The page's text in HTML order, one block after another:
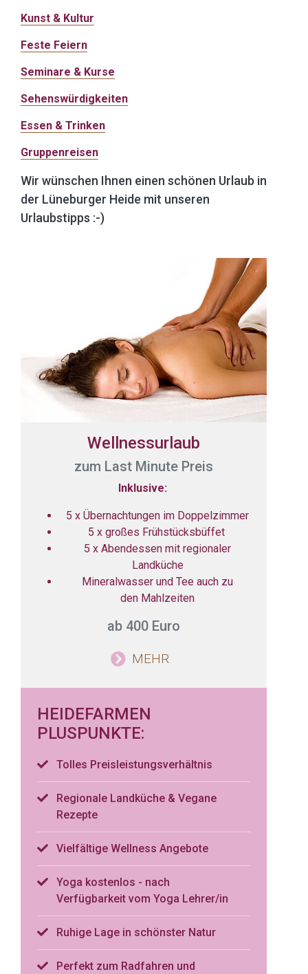
Kunst & Kultur
Feste Feiern
Seminare & Kurse
Sehenswürdigkeiten
Essen & Trinken
Gruppenreisen
Wir wünschen Ihnen einen schönen Urlaub in
der Lüneburger Heide mit unseren
Urlaubstipps :-)
Wellnessurlaub
zum Last Minute Preis
Inklusive:
5 x Übernachtungen im Doppelzimmer
5 x großes Frühstücksbüffet
5 x Abendessen mit regionaler
Landküche
Mineralwasser und Tee auch zu
den Mahlzeiten
ab 400 Euro
MEHR
HEIDEFARMEN
PLUSPUNKTE:
Tolles Preisleistungsverhältnis
Regionale Landküche & Vegane
Rezepte
Vielfältige Wellness Angebote
Yoga kostenlos - nach
Verfügbarkeit vom Yoga Lehrer/in
Ruhige Lage in schönster Natur
Perfekt zum Radfahren und